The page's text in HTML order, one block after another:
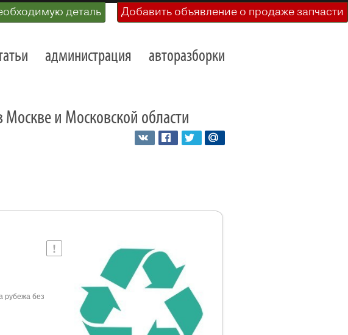
деталь Добавить объявление о продаже запчасти
администрация авторазборки
и Московской области
рубежа без